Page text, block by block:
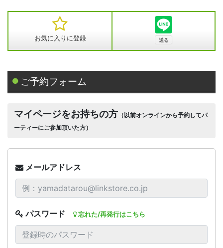
お気に入りに登録
ご予約フォーム
マイページをお持ちの方 （以前オンラインから予約してパ
ーティーにご参加頂いた方）
メールアドレス
パスワード 忘れた/再発行はこちら